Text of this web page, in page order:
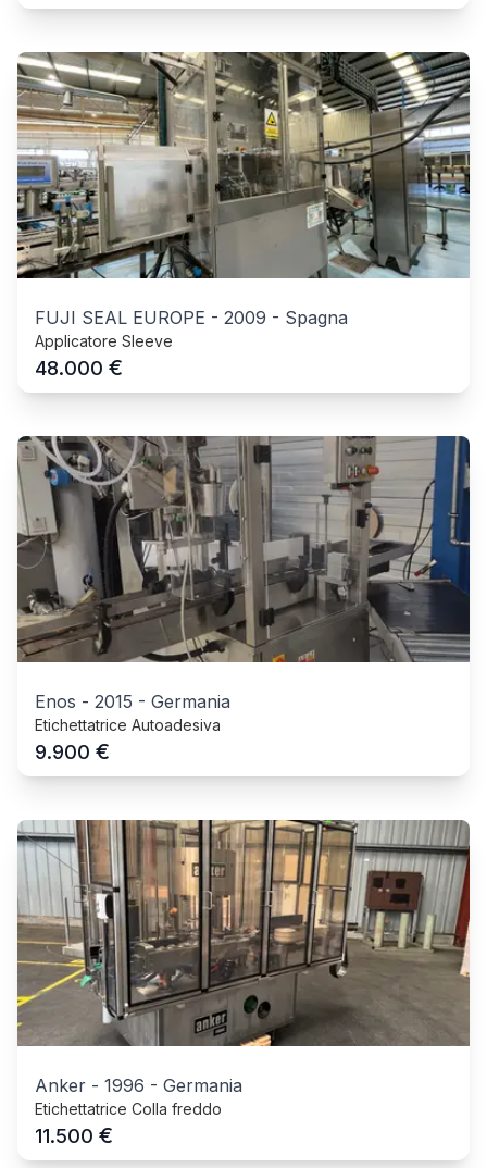
FUJI SEAL EUROPE - 2009 - Spagna
Applicatore Sleeve
48.000 €
Enos - 2015 - Germania
Etichettatrice Autoadesiva
9.900 €
Anker - 1996 - Germania
Etichettatrice Colla freddo
11.500 €